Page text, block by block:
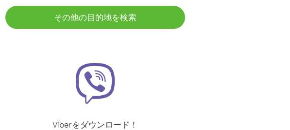
その他の目的地を検索
Viberをダウンロード！